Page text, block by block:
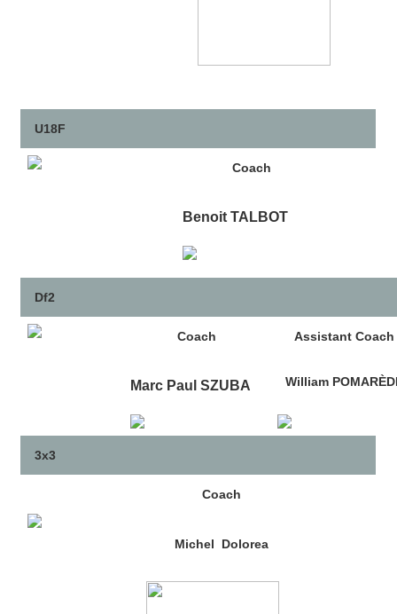
U18F
Coach
Benoit TALBOT
Df2
Coach Assistant Coach
Marc Paul SZUBA William
3x3
Coach
Michel Dolorea